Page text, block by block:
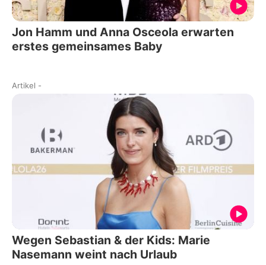
Jon Hamm und Anna Osceola erwarten
erstes gemeinsames Baby
Artikel -
Wegen Sebastian & der Kids: Marie
Nasemann weint nach Urlaub